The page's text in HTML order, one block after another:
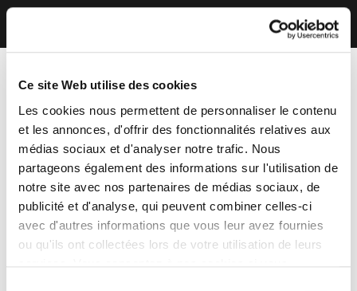
Ce site Web utilise des cookies
Les cookies nous permettent de personnaliser le contenu
et les annonces, d'offrir des fonctionnalités relatives aux
médias sociaux et d'analyser notre trafic. Nous
partageons également des informations sur l'utilisation de
notre site avec nos partenaires de médias sociaux, de
publicité et d'analyse, qui peuvent combiner celles-ci
avec d'autres informations que vous leur avez fournies
ou qu'ils ont collectées lors de votre utilisation de leurs